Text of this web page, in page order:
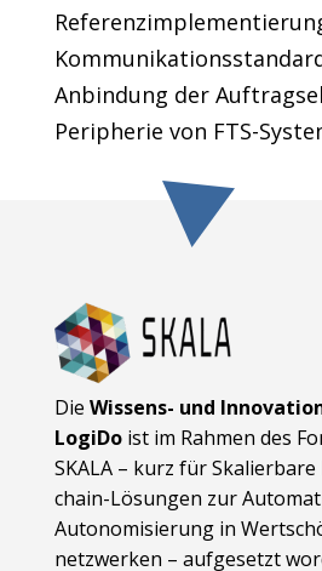
Anbindung der
Peripherie von FTS-
Die Wissens- und
LogiDoist im Rahmen des
SKALA – kurz für
chain-Lösungen zur
Autonomisierung in
netzwerken – aufgesetzt